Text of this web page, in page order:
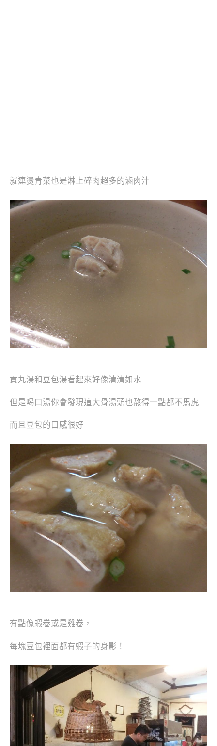
就連燙青菜也是淋上碎肉超多的滷肉汁
貢丸湯和豆包湯看起來好像清清如水
但是喝口湯你會發現這大骨湯頭也熬得一點都不馬虎
而且豆包的口感很好
有點像蝦卷或是雞卷，
每塊豆包裡面都有蝦子的身影！